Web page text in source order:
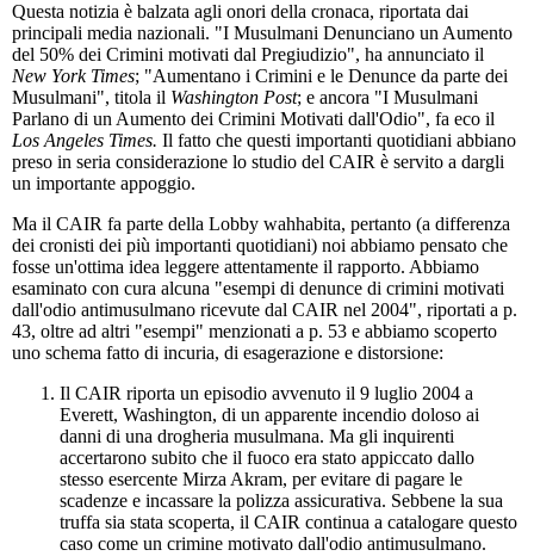
Questa notizia è balzata agli onori della cronaca, riportata dai
principali media nazionali. "I Musulmani Denunciano un Aumento
del 50% dei Crimini motivati dal Pregiudizio", ha annunciato il
New York Times; "Aumentano i Crimini e le Denunce da parte dei
Musulmani", titola il Washington Post; e ancora "I Musulmani
Parlano di un Aumento dei Crimini Motivati dall'Odio", fa eco il
Los Angeles Times. Il fatto che questi importanti quotidiani abbiano
preso in seria considerazione lo studio del CAIR è servito a dargli
un importante appoggio.
Ma il CAIR fa parte della Lobby wahhabita, pertanto (a differenza
dei cronisti dei più importanti quotidiani) noi abbiamo pensato che
fosse un'ottima idea leggere attentamente il rapporto. Abbiamo
esaminato con cura alcuna "esempi di denunce di crimini motivati
dall'odio antimusulmano ricevute dal CAIR nel 2004", riportati a p.
43, oltre ad altri "esempi" menzionati a p. 53 e abbiamo scoperto
uno schema fatto di incuria, di esagerazione e distorsione:
Il CAIR riporta un episodio avvenuto il 9 luglio 2004 a
Everett, Washington, di un apparente incendio doloso ai
danni di una drogheria musulmana. Ma gli inquirenti
accertarono subito che il fuoco era stato appiccato dallo
stesso esercente Mirza Akram, per evitare di pagare le
scadenze e incassare la polizza assicurativa. Sebbene la sua
truffa sia stata scoperta, il CAIR continua a catalogare questo
caso come un crimine motivato dall'odio antimusulmano.